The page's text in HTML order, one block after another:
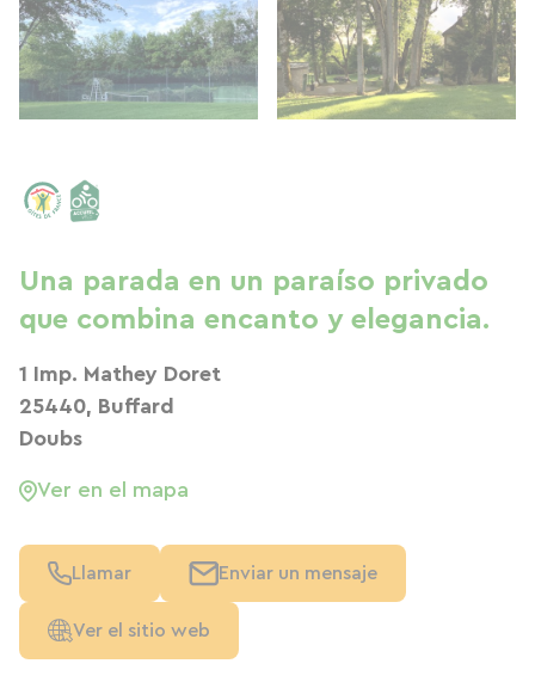
Una parada en un paraíso privado
que combina encanto y elegancia.
1 Imp. Mathey Doret
25440, Buffard
Doubs
Ver en el mapa
Llamar Enviar un mensaje
Ver el sitio web